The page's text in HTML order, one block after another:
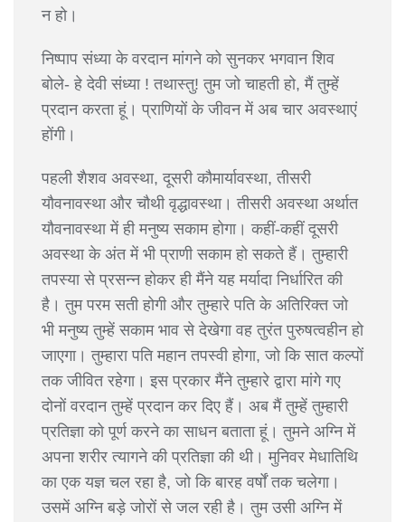
न हो।
निष्पाप संध्या के वरदान मांगने को सुनकर भगवान शिव
बोले- हे देवी संध्या ! तथास्तु! तुम जो चाहती हो, मैं तुम्हें
प्रदान करता हूं। प्राणियों के जीवन में अब चार अवस्थाएं
होंगी।
पहली शैशव अवस्था, दूसरी कौमार्यावस्था, तीसरी
यौवनावस्था और चौथी वृद्धावस्था। तीसरी अवस्था अर्थात
यौवनावस्था में ही मनुष्य सकाम होगा। कहीं-कहीं दूसरी
अवस्था के अंत में भी प्राणी सकाम हो सकते हैं। तुम्हारी
तपस्या से प्रसन्न होकर ही मैंने यह मर्यादा निर्धारित की
है। तुम परम सती होगी और तुम्हारे पति के अतिरिक्त जो
भी मनुष्य तुम्हें सकाम भाव से देखेगा वह तुरंत पुरुषत्वहीन हो
जाएगा। तुम्हारा पति महान तपस्वी होगा, जो कि सात कल्पों
तक जीवित रहेगा। इस प्रकार मैंने तुम्हारे द्वारा मांगे गए
दोनों वरदान तुम्हें प्रदान कर दिए हैं। अब मैं तुम्हें तुम्हारी
प्रतिज्ञा को पूर्ण करने का साधन बताता हूं। तुमने अग्नि में
अपना शरीर त्यागने की प्रतिज्ञा की थी। मुनिवर मेधातिथि
का एक यज्ञ चल रहा है, जो कि बारह वर्षों तक चलेगा।
उसमें अग्नि बड़े जोरों से जल रही है। तुम उसी अग्नि में